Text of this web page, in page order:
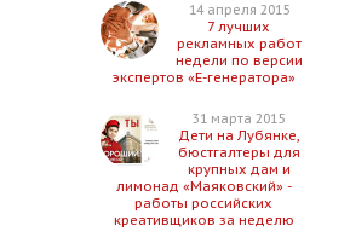
14 апреля 2015
7 лучших
рекламных работ
недели по версии
экспертов «Е-генератора»
31 марта 2015
Дети на Лубянке,
бюстгалтеры для
крупных дам и
лимонад «Маяковский» -
работы российских
креативщиков за неделю